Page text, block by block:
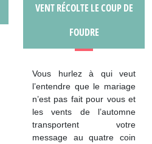
VENT RÉCOLTE LE COUP DE
FOUDRE
Vous hurlez à qui veut
l’entendre que le mariage
n’est pas fait pour vous et
les vents de l’automne
transportent votre
message au quatre coin